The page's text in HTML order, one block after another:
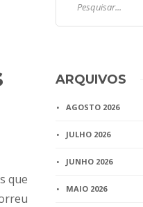
que
ARQUIVOS
AGOSTO 2026
JULHO 2026
JUNHO 2026
MAIO 2026